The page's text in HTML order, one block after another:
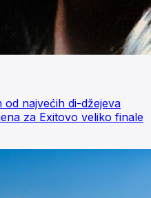
od najvećih di-džejeva
za Exitovo veliko finale